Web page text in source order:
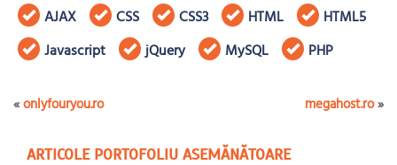
AJAX CSS CSS3 HTML
HTML5
Javascript
jQuery MySQL PHP
«onlyfouryou.ro megahost.ro»
ARTICOLE PORTOFOLIU ASEMĂNĂTOARE